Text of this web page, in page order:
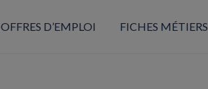
OFFRES D’EMPLOI FICHES MÉTIERS